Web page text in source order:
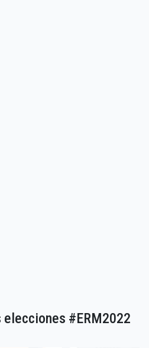
elecciones #ERM2022